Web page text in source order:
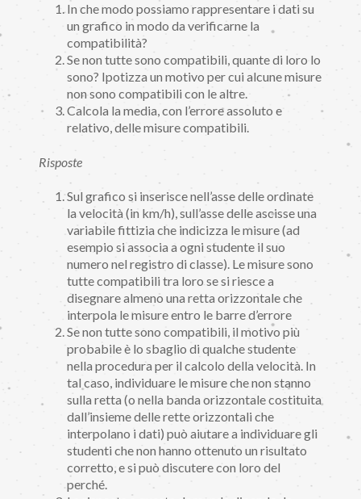
In che modo possiamo rappresentare i dati su
un grafico in modo da verificarne la
compatibilità?
Se non tutte sono compatibili, quante di loro lo
sono? Ipotizza un motivo per cui alcune misure
non sono compatibili con le altre.
Calcola la media, con l’errore assoluto e
relativo, delle misure compatibili.
Risposte
Sul grafico si inserisce nell’asse delle ordinate
la velocità (in km/h), sull’asse delle ascisse una
variabile fittizia che indicizza le misure (ad
esempio si associa a ogni studente il suo
numero nel registro di classe). Le misure sono
tutte compatibili tra loro se si riesce a
disegnare almeno una retta orizzontale che
interpola le misure entro le barre d’errore
Se non tutte sono compatibili, il motivo più
probabile è lo sbaglio di qualche studente
nella procedura per il calcolo della velocità. In
tal caso, individuare le misure che non stanno
sulla retta (o nella banda orizzontale costituita
dall’insieme delle rette orizzontali che
interpolano i dati) può aiutare a individuare gli
studenti che non hanno ottenuto un risultato
corretto, e si può discutere con loro del
perché.